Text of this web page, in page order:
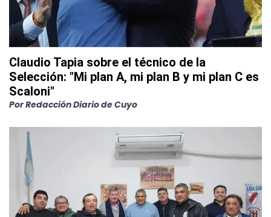
Claudio Tapia sobre el técnico de la
Selección: "Mi plan A, mi plan B y mi plan C es
Scaloni"
PorRedacción Diario de Cuyo